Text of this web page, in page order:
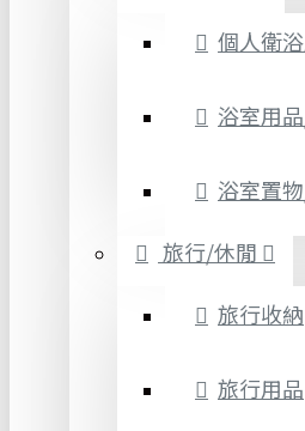
個人衛
浴室用
浴室置
旅行/休閒
旅行收納
旅行用品